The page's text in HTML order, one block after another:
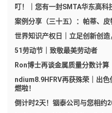
叮！｜您有一封SMTA华东高
案例分享（三十五）：帕蒂、
世界知识产权日｜立足创新创
51劳动节｜致敬最美劳动者
Ron博士再谈金属质量分数计算
ndium8.9HFRV再获殊荣｜出
燃啦！
倒计时2天！铟泰公司与您相约